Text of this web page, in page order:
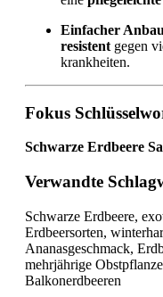
Einfacher Anbau
resistent gegen
krankheiten.
Fokus
Schwarze Erdbeere
Verwandte
Schwarze Erdbeere,
Erdbeersorten,
Ananasgeschmack,
mehrjährige
Balkonerdbeeren